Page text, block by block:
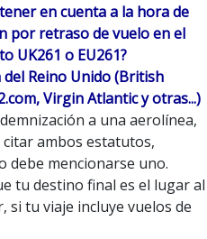
en cuenta a la hora de
por retraso de vuelo en el
UK261 o EU261?
Reino Unido (British
Virgin Atlantic y otras...)
a una aerolínea,
citar ambos estatutos,
debe mencionarse uno.
tu destino final es el lugar al
si tu viaje incluye vuelos de